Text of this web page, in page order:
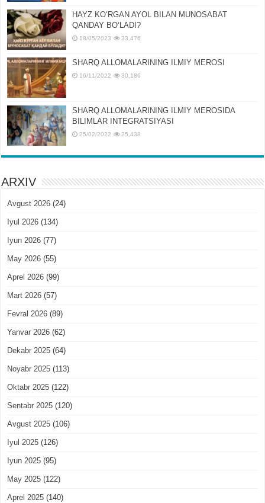
HAYZ KOʻRGAN AYOL BILAN MUNOSABAT
QANDAY BOʻLADI?
18/05/2023 33,476
SHARQ ALLOMALARINING ILMIY MEROSI
16/11/2022 30,186
SHARQ ALLOMALARINING ILMIY MЕROSIDA
BILIMLAR INTЕGRATSIYASI
25/02/2022 25,438
ARXIV
Avgust 2026 (24)
Iyul 2026 (134)
Iyun 2026 (77)
May 2026 (55)
Aprel 2026 (99)
Mart 2026 (57)
Fevral 2026 (89)
Yanvar 2026 (62)
Dekabr 2025 (64)
Noyabr 2025 (113)
Oktabr 2025 (122)
Sentabr 2025 (120)
Avgust 2025 (106)
Iyul 2025 (126)
Iyun 2025 (95)
May 2025 (122)
Aprel 2025 (140)